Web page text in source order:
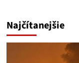
Najčítanejšie